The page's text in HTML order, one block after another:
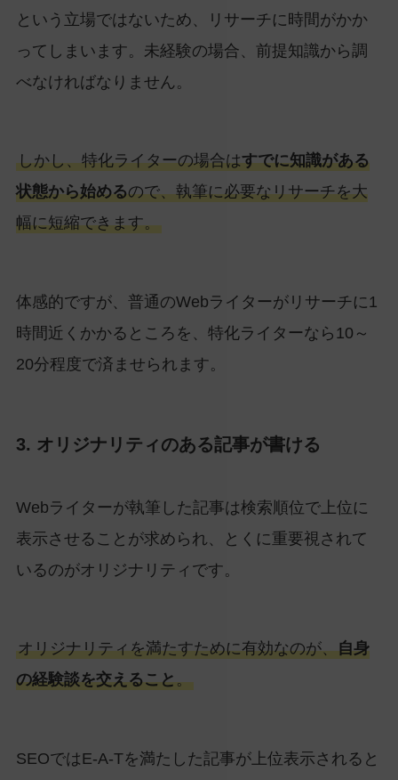
という立場ではないため、リサーチに時間がかか
ってしまいます。未経験の場合、前提知識から調
べなければなりません。
しかし、特化ライターの場合はすでに知識がある
状態から始めるので、執筆に必要なリサーチを大
幅に短縮できます。
体感的ですが、普通のWebライターがリサーチに1
時間近くかかるところを、特化ライターなら10～
20分程度で済ませられます。
3. オリジナリティのある記事が書ける
Webライターが執筆した記事は検索順位で上位に
表示させることが求められ、とくに重要視されて
いるのがオリジナリティです。
オリジナリティを満たすために有効なのが、自身
の経験談を交えること。
SEOではE-A-Tを満たした記事が上位表示されると